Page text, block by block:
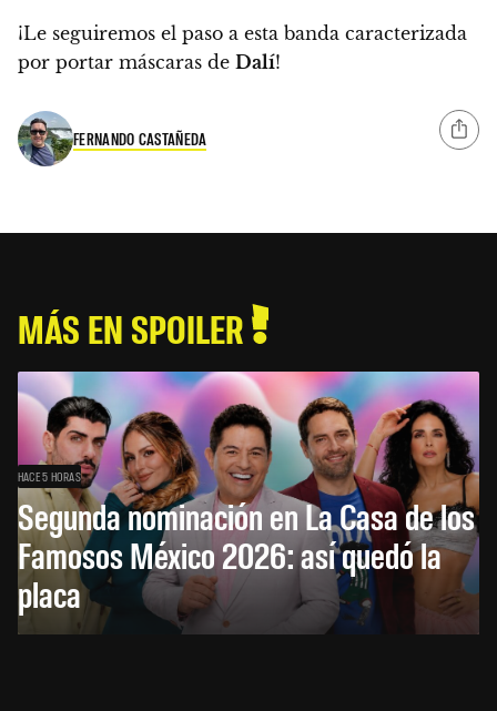
¡Le seguiremos el paso a esta banda caracterizada
por portar máscaras de Dalí!
FERNANDO CASTAÑEDA
MÁS EN SPOILER
HACE 5 HORAS
Segunda nominación en La Casa de los
Famosos México 2026: así quedó la
placa